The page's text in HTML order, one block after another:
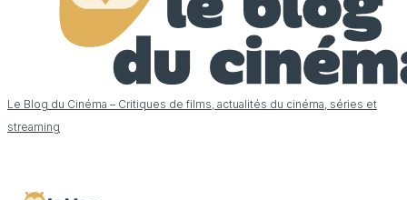
Le Blog du Cinéma – Critiques de films, actualités du cinéma, séries et
streaming